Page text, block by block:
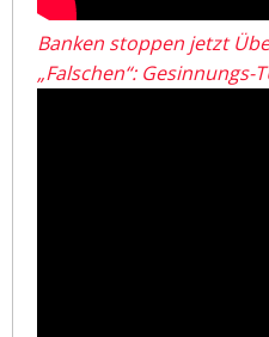
Banken stoppen jetzt
„Falschen“: Gesinnungs-